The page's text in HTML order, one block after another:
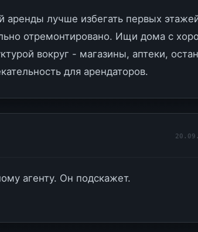
аренды лучше избегать первых
отремонтировано. Ищи дома с
вокруг - магазины, аптеки,
для арендаторов.
агенту. Он подскажет.